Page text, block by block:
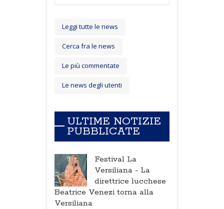
Leggi tutte le news
Cerca fra le news
Le più commentate
Le news degli utenti
ULTIME NOTIZIE
PUBBLICATE
Festival La
Versiliana - La
direttrice lucchese
Beatrice Venezi torna alla
Versiliana